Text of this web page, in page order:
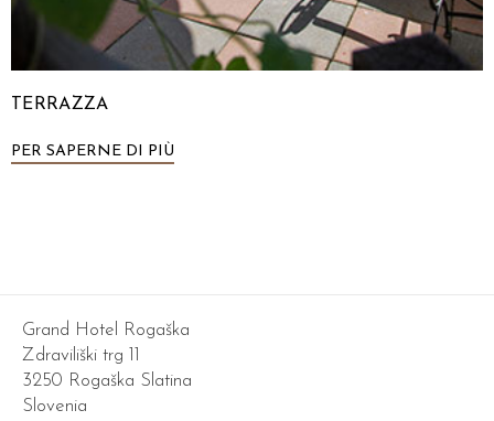
TERRAZZA
PER SAPERNE DI PIÙ
Grand Hotel Rogaška
Zdraviliški trg 11
3250 Rogaška Slatina
Slovenia